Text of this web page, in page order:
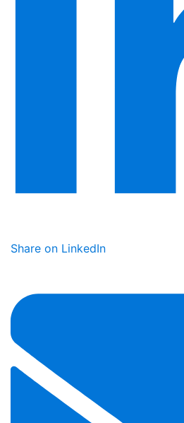
Share on LinkedIn